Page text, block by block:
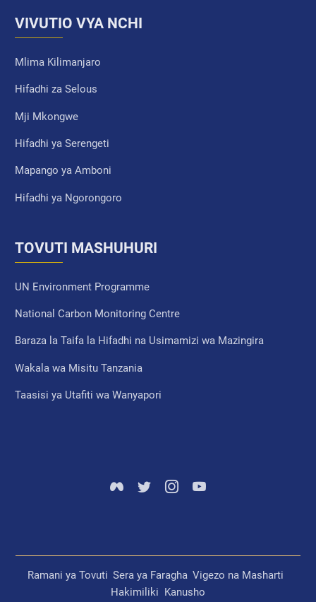
VIVUTIO VYA NCHI
Mlima Kilimanjaro
Hifadhi za Selous
Mji Mkongwe
Hifadhi ya Serengeti
Mapango ya Amboni
Hifadhi ya Ngorongoro
TOVUTI MASHUHURI
UN Environment Programme
National Carbon Monitoring Centre
Baraza la Taifa la Hifadhi na Usimamizi wa Mazingira
Wakala wa Misitu Tanzania
Taasisi ya Utafiti wa Wanyapori
Ramani ya Tovuti Sera ya Faragha Vigezo na Masharti
Hakimiliki Kanusho